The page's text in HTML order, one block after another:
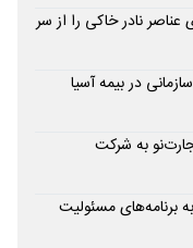
نادر خاکی را از سر
در بیمه آسیا
بیمه تجارت‌نو به شرکت
تومان به برنامه‌های مسئولیت